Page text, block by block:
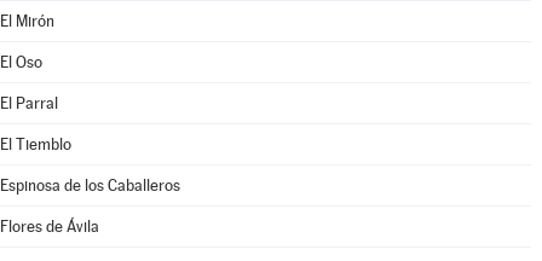
El Mirón
El Oso
El Parral
El Tiemblo
Espinosa de los Caballeros
Flores de Ávila